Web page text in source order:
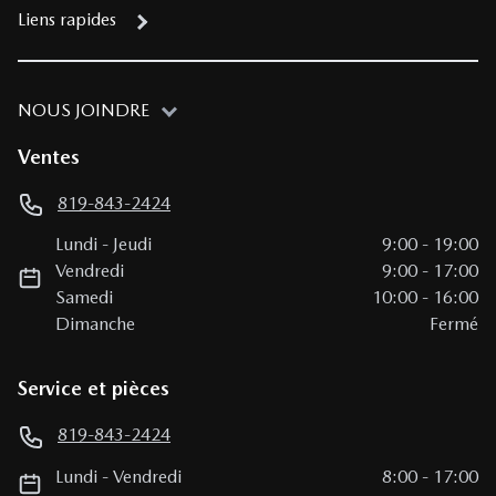
Liens rapides
NOUS JOINDRE
Ventes
819-843-2424
Lundi - Jeudi 9:00 - 19:00
Vendredi
9:00 - 17:00
Samedi
10:00 - 16:00
Dimanche
Fermé
Service et pièces
819-843-2424
Lundi -Vendredi 8:00 - 17:00